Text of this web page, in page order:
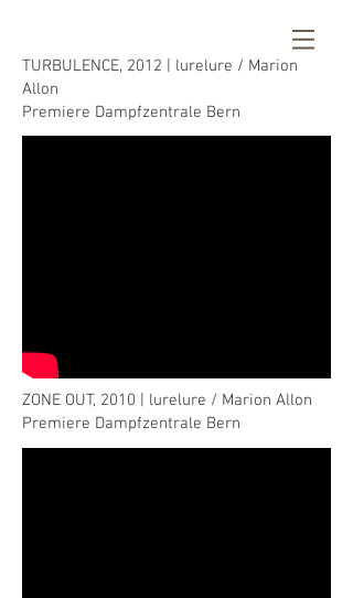
TURBULENCE, 2012 | lurelure / Marion
Allon
Premiere Dampfzentrale Bern
ZONE OUT, 2010 | lurelure / Marion Allon
Premiere Dampfzentrale Bern